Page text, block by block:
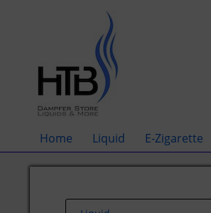
Home Liquid E-Zigarette